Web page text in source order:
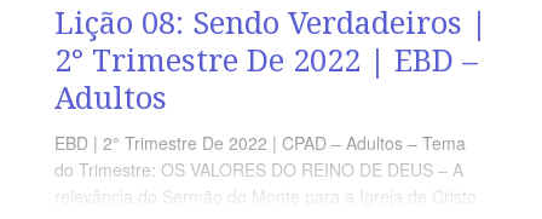
Lição 08: Sendo Verdadeiros |
2° Trimestre De 2022 | EBD –
Adultos
EBD | 2° Trimestre De 2022 | CPAD – Adultos – Tema
do Trimestre: OS VALORES DO REINO DE DEUS – A
relevância do Sermão do Monte para a Igreja de Cristo